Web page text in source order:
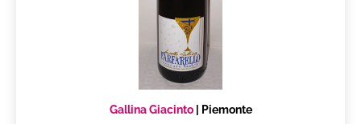
Gallina Giacinto| Piemonte